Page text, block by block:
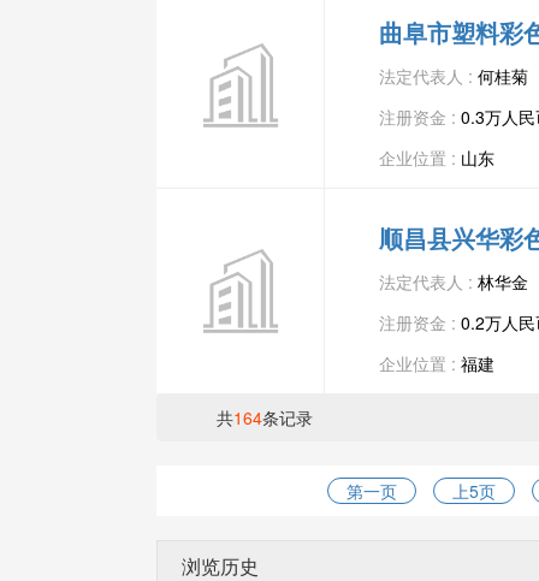
曲阜市塑料彩
法定代表人 : 何桂菊
注册资金 : 0.3万人
企业位置 : 山东
顺昌县兴华彩
法定代表人 : 林华金
注册资金 : 0.2万人
企业位置 : 福建
共164条记录
第一页 上5页
浏览历史